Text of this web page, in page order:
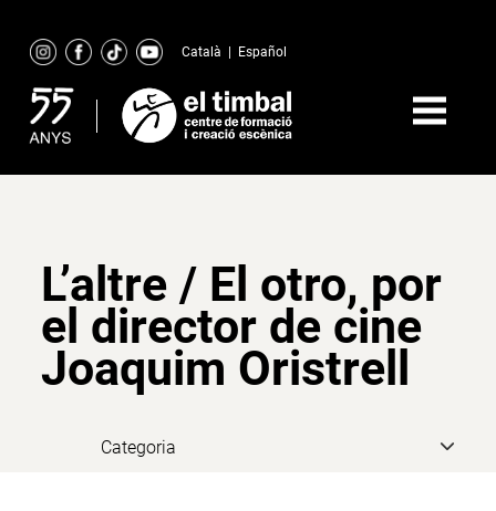
content
Català Español
L’altre / El otro, por
el director de cine
Joaquim Oristrell